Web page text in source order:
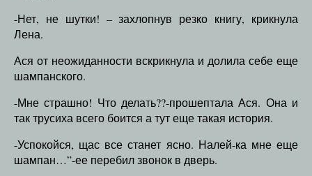
-Нет, не шутки! – захлопнув резко книгу, крикнула
Лена.
Ася от неожиданности вскрикнула и долила себе еще
шампанского.
-Мне страшно! Что делать??-прошептала Ася. Она и
так трусиха всего боится а тут еще такая история.
-Успокойся, щас все станет ясно. Налей-ка мне еще
шампан…”-ее перебил звонок в дверь.